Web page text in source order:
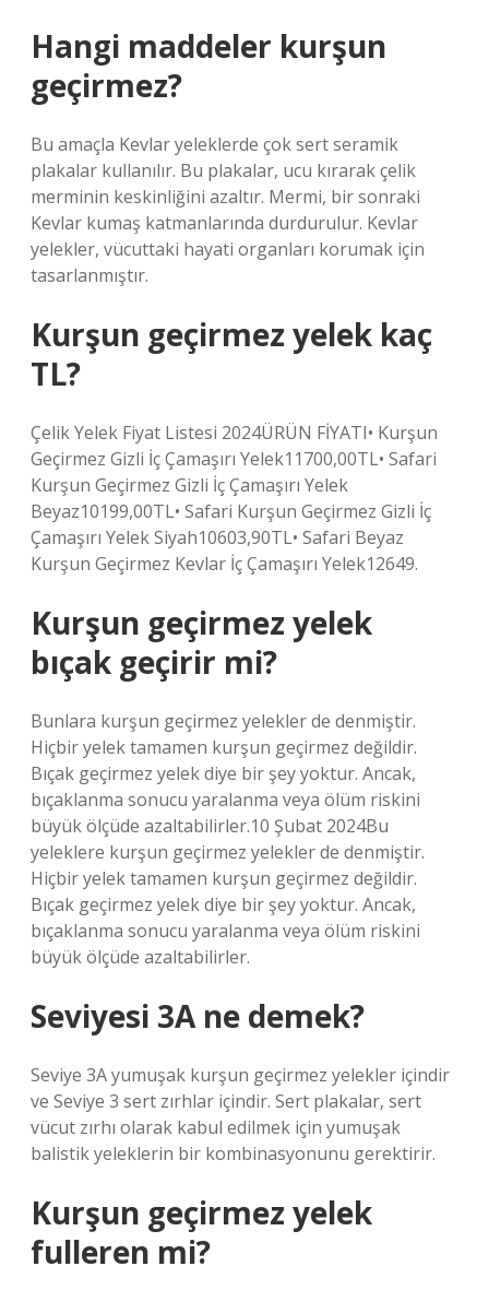
Hangi maddeler kurşun
geçirmez?
Bu amaçla Kevlar yeleklerde çok sert seramik
plakalar kullanılır. Bu plakalar, ucu kırarak çelik
merminin keskinliğini azaltır. Mermi, bir sonraki
Kevlar kumaş katmanlarında durdurulur. Kevlar
yelekler, vücuttaki hayati organları korumak için
tasarlanmıştır.
Kurşun geçirmez yelek kaç
TL?
Çelik Yelek Fiyat Listesi 2024ÜRÜN FİYATI• Kurşun
Geçirmez Gizli İç Çamaşırı Yelek11700,00TL• Safari
Kurşun Geçirmez Gizli İç Çamaşırı Yelek
Beyaz10199,00TL• Safari Kurşun Geçirmez Gizli İç
Çamaşırı Yelek Siyah10603,90TL• Safari Beyaz
Kurşun Geçirmez Kevlar İç Çamaşırı Yelek12649.
Kurşun geçirmez yelek
bıçak geçirir mi?
Bunlara kurşun geçirmez yelekler de denmiştir.
Hiçbir yelek tamamen kurşun geçirmez değildir.
Bıçak geçirmez yelek diye bir şey yoktur. Ancak,
bıçaklanma sonucu yaralanma veya ölüm riskini
büyük ölçüde azaltabilirler.10 Şubat 2024Bu
yeleklere kurşun geçirmez yelekler de denmiştir.
Hiçbir yelek tamamen kurşun geçirmez değildir.
Bıçak geçirmez yelek diye bir şey yoktur. Ancak,
bıçaklanma sonucu yaralanma veya ölüm riskini
büyük ölçüde azaltabilirler.
Seviyesi 3A ne demek?
Seviye 3A yumuşak kurşun geçirmez yelekler içindir
ve Seviye 3 sert zırhlar içindir. Sert plakalar, sert
vücut zırhı olarak kabul edilmek için yumuşak
balistik yeleklerin bir kombinasyonunu gerektirir.
Kurşun geçirmez yelek
fulleren mi?